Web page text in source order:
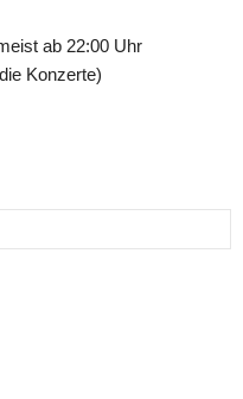
ab 22:00 Uhr
Konzerte)